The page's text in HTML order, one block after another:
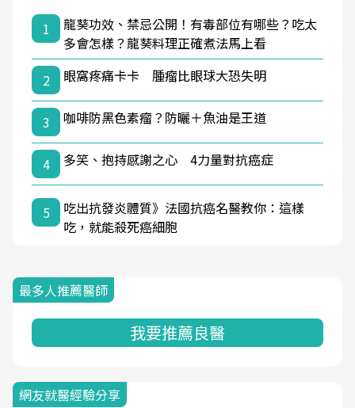
1
龍葵功效、禁忌公開！有毒部位有哪些？吃太
多會怎樣？龍葵料理正確煮法馬上看
2
眼窩疼痛卡卡 腫瘤比眼球大恐失明
3 咖啡防黑色素瘤？防曬＋魚油是王道
4 多笑、抱持感謝之心 4力量對抗癌症
5
吃出抗發炎體質》法國抗癌名醫教你：這樣
吃，就能殺死癌細胞
最多人推薦醫師
我要推薦良醫
網友就醫經驗分享